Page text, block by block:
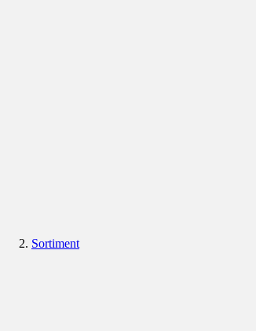
Sortiment